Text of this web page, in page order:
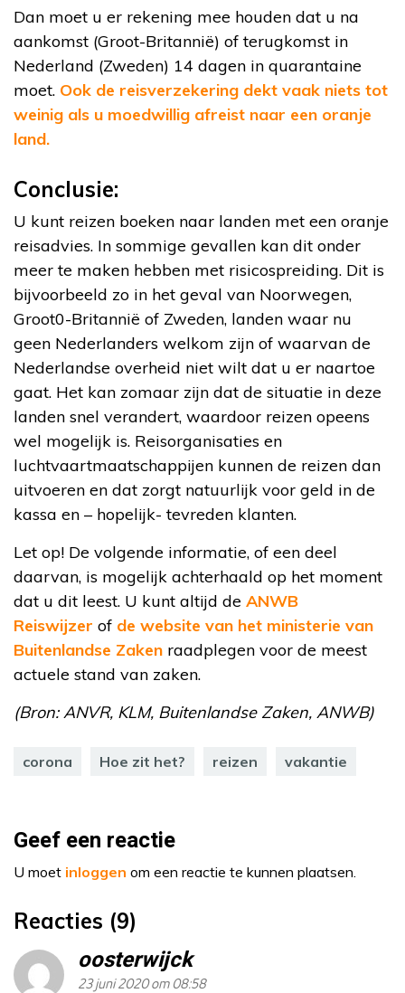
Dan moet u er rekening mee houden dat u na
aankomst (Groot-Britannië) of terugkomst in
Nederland (Zweden) 14 dagen in quarantaine
moet. Ook de reisverzekering dekt vaak niets tot
weinig als u moedwillig afreist naar een oranje
land.
Conclusie:
U kunt reizen boeken naar landen met een oranje
reisadvies. In sommige gevallen kan dit onder
meer te maken hebben met risicospreiding. Dit is
bijvoorbeeld zo in het geval van Noorwegen,
Groot0-Britannië of Zweden, landen waar nu
geen Nederlanders welkom zijn of waarvan de
Nederlandse overheid niet wilt dat u er naartoe
gaat. Het kan zomaar zijn dat de situatie in deze
landen snel verandert, waardoor reizen opeens
wel mogelijk is. Reisorganisaties en
luchtvaartmaatschappijen kunnen de reizen dan
uitvoeren en dat zorgt natuurlijk voor geld in de
kassa en – hopelijk- tevreden klanten.
Let op! De volgende informatie, of een deel
daarvan, is mogelijk achterhaald op het moment
dat u dit leest. U kunt altijd de ANWB
Reiswijzer of de website van het ministerie van
Buitenlandse Zaken raadplegen voor de meest
actuele stand van zaken.
(Bron: ANVR, KLM, Buitenlandse Zaken, ANWB)
corona Hoe zit het? reizen vakantie
Geef een reactie
U moet inloggen om een reactie te kunnen plaatsen.
Reacties (9)
oosterwijck
23 juni 2020 om 08:58